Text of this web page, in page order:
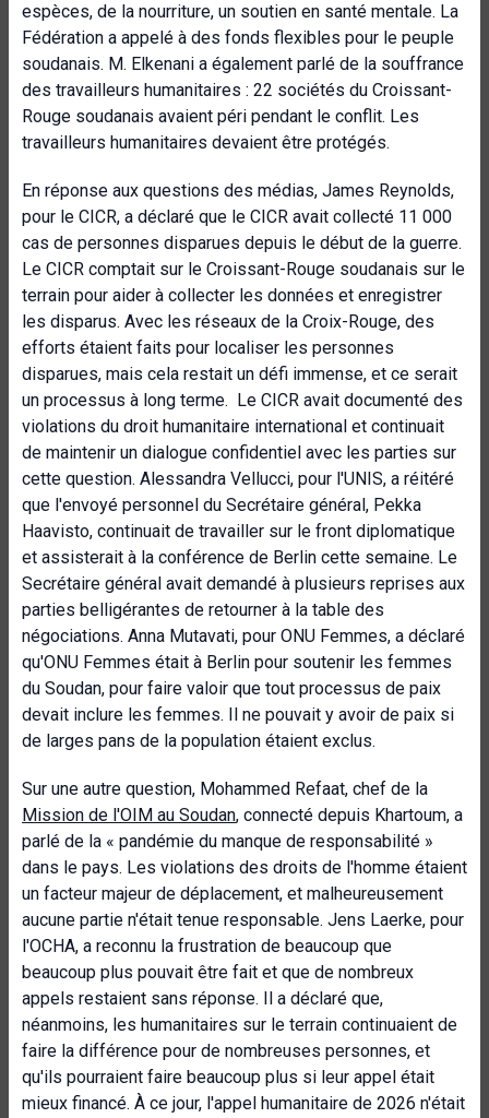
espèces, de la nourriture, un soutien en santé mentale. La
Fédération a appelé à des fonds flexibles pour le peuple
soudanais. M. Elkenani a également parlé de la souffrance
des travailleurs humanitaires : 22 sociétés du Croissant-
Rouge soudanais avaient péri pendant le conflit. Les
travailleurs humanitaires devaient être protégés.
En réponse aux questions des médias, James Reynolds,
pour le CICR, a déclaré que le CICR avait collecté 11 000
cas de personnes disparues depuis le début de la guerre.
Le CICR comptait sur le Croissant-Rouge soudanais sur le
terrain pour aider à collecter les données et enregistrer
les disparus. Avec les réseaux de la Croix-Rouge, des
efforts étaient faits pour localiser les personnes
disparues, mais cela restait un défi immense, et ce serait
un processus à long terme. Le CICR avait documenté des
violations du droit humanitaire international et continuait
de maintenir un dialogue confidentiel avec les parties sur
cette question. Alessandra Vellucci, pour l'UNIS, a réitéré
que l'envoyé personnel du Secrétaire général, Pekka
Haavisto, continuait de travailler sur le front diplomatique
et assisterait à la conférence de Berlin cette semaine. Le
Secrétaire général avait demandé à plusieurs reprises aux
parties belligérantes de retourner à la table des
négociations. Anna Mutavati, pour ONU Femmes, a déclaré
qu'ONU Femmes était à Berlin pour soutenir les femmes
du Soudan, pour faire valoir que tout processus de paix
devait inclure les femmes. Il ne pouvait y avoir de paix si
de larges pans de la population étaient exclus.
Sur une autre question, Mohammed Refaat, chef de la
Mission de l'OIM au Soudan, connecté depuis Khartoum, a
parlé de la « pandémie du manque de responsabilité »
dans le pays. Les violations des droits de l'homme étaient
un facteur majeur de déplacement, et malheureusement
aucune partie n'était tenue responsable. Jens Laerke, pour
l'OCHA, a reconnu la frustration de beaucoup que
beaucoup plus pouvait être fait et que de nombreux
appels restaient sans réponse. Il a déclaré que,
néanmoins, les humanitaires sur le terrain continuaient de
faire la différence pour de nombreuses personnes, et
qu'ils pourraient faire beaucoup plus si leur appel était
mieux financé. À ce jour, l'appel humanitaire de 2026 n'était